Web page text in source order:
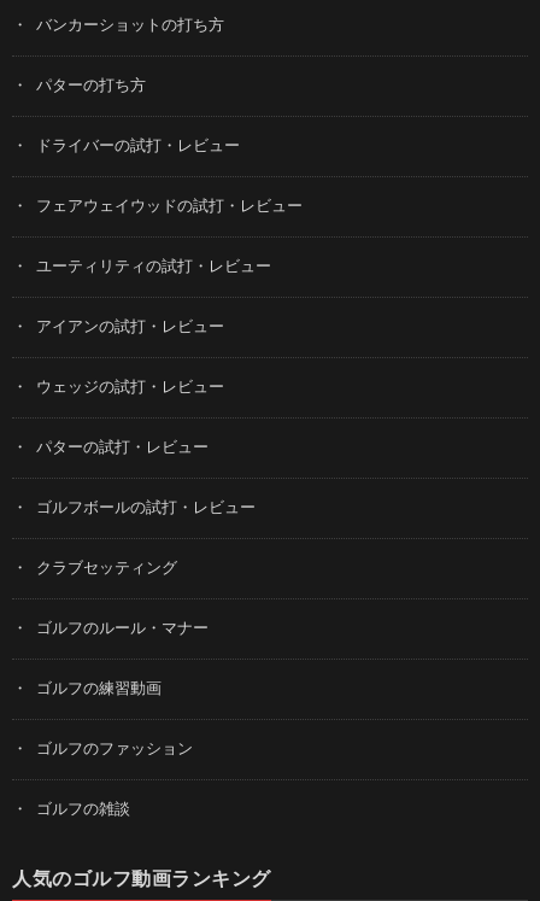
バンカーショットの打ち方
パターの打ち方
ドライバーの試打・レビュー
フェアウェイウッドの試打・レビュー
ユーティリティの試打・レビュー
アイアンの試打・レビュー
ウェッジの試打・レビュー
パターの試打・レビュー
ゴルフボールの試打・レビュー
クラブセッティング
ゴルフのルール・マナー
ゴルフの練習動画
ゴルフのファッション
ゴルフの雑談
人気のゴルフ動画ランキング